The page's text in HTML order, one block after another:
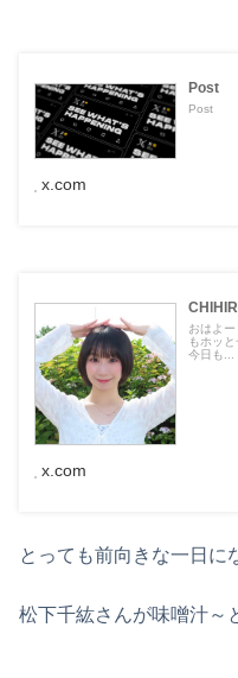
Post
Post
x.com
おはよ
もホッ
今日も...
x.com
とっても前向きな一日に
松下千紘さんが味噌汁～